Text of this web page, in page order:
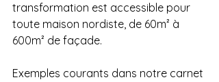
transformation est accessible pour
toute maison nordiste, de 60m² à
600m² de façade.
Exemples courants dans notre carnet